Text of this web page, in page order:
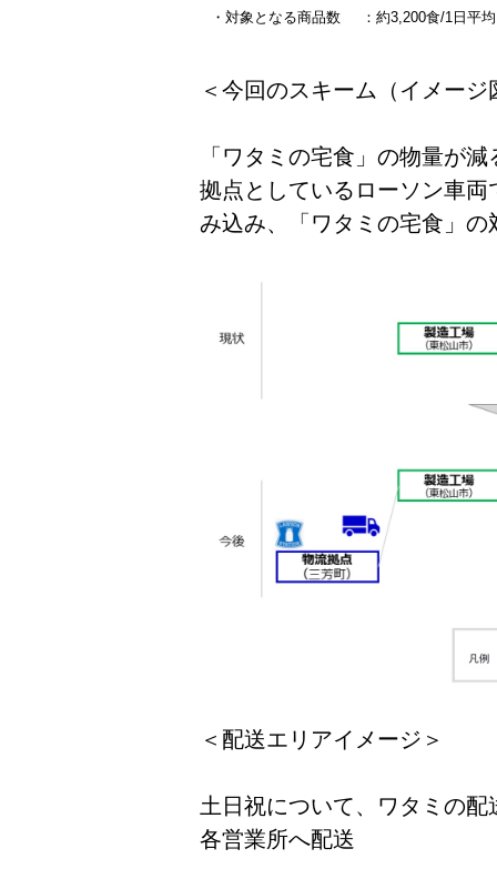
・対象となる商品数
：約3,200食/1日平均
＜今回のスキーム（イメージ
「ワタミの宅食」の物量が
拠点としているローソン車
み込み、「ワタミの宅食」
＜配送エリアイメージ＞
土日祝について、ワタミの
各営業所へ配送